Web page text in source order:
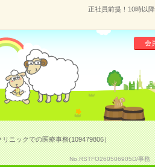
正社員前提！10時以
会
ニックでの医療事務(109479806）
No.RSTFO260506905D/事務